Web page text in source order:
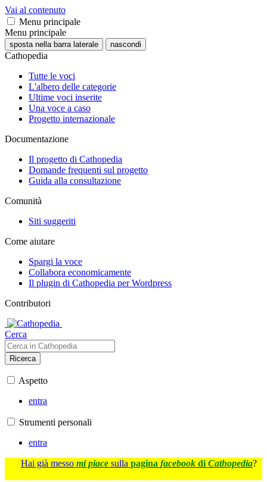
Vai al contenuto
Menu principale
Menu principale
sposta nella barra laterale nascondi
Cathopedia
Tutte le voci
L'albero delle categorie
Ultime voci inserite
Una voce a caso
Progetto internazionale
Documentazione
Il progetto di Cathopedia
Domande frequenti sul progetto
Guida alla consultazione
Comunità
Siti suggeriti
Come aiutare
Spargi la voce
Collabora economicamente
Il plugin di Cathopedia per Wordpress
Contributori
Cerca
Ricerca
Aspetto
entra
Strumenti personali
entra
Hai già messo mi piace sulla pagina facebook di Cathopedia?